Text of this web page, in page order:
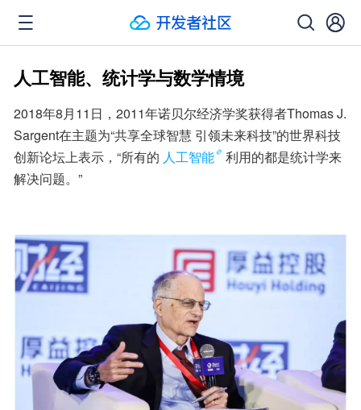
人工智能、统计学与数学情境
2018年8月11日，2011年诺贝尔经济学奖获得者Thomas J.
Sargent在主题为“共享全球智慧 引领未来科技”的世界科技
创新论坛上表示，“所有的 人工智能
利用的都是统计学来
解决问题。”